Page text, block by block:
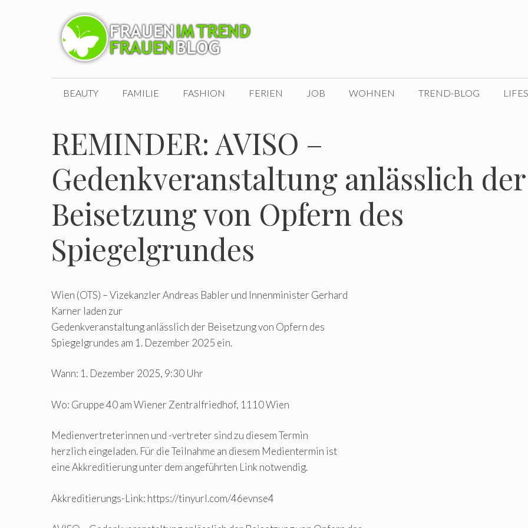
BEAUTY FAMILIE FASHION FERIEN JOB WOHNEN TREND-BLOG
REMINDER: AVISO –
Gedenkveranstaltung anlässlich der
Beisetzung von Opfern des
Spiegelgrundes
Wien (OTS) – Vizekanzler Andreas Babler und Innenminister Gerhard
Karner laden zur
Gedenkveranstaltung anlässlich der Beisetzung von Opfern des
Spiegelgrundes am 1. Dezember 2025 ein.
Wann: 1. Dezember 2025, 9:30 Uhr
Wo: Gruppe 40 am Wiener Zentralfriedhof, 1110 Wien
Medienvertreterinnen und -vertreter sind zu diesem Termin
herzlich eingeladen. Für die Teilnahme an diesem Medientermin ist
eine Akkreditierung unter dem angeführten Link notwendig.
Akkreditierungs-Link: https://tinyurl.com/46evnse4